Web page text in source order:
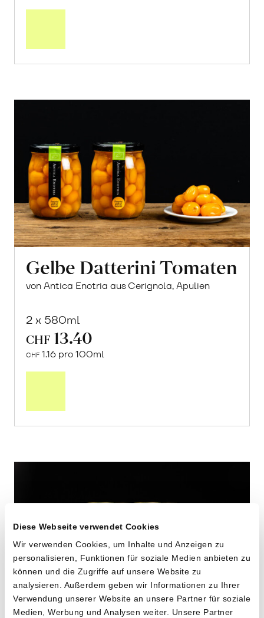
Diese Webseite verwendet Cookies
Wir verwenden Cookies, um Inhalte und Anzeigen zu
personalisieren, Funktionen für soziale Medien anbieten zu
können und die Zugriffe auf unsere Website zu
analysieren. Außerdem geben wir Informationen zu Ihrer
Verwendung unserer Website an unsere Partner für soziale
Medien, Werbung und Analysen weiter. Unsere Partner
Gelbe Datterini Tomaten
von Antica Enotria aus Cerignola, Apulien
2 x 580ml
CHF 13.40
CHF 1.16 pro 100ml